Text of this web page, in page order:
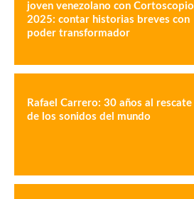
joven venezolano con Cortoscopio
2025: contar historias breves con
poder transformador
Rafael Carrero: 30 años al rescate
de los sonidos del mundo